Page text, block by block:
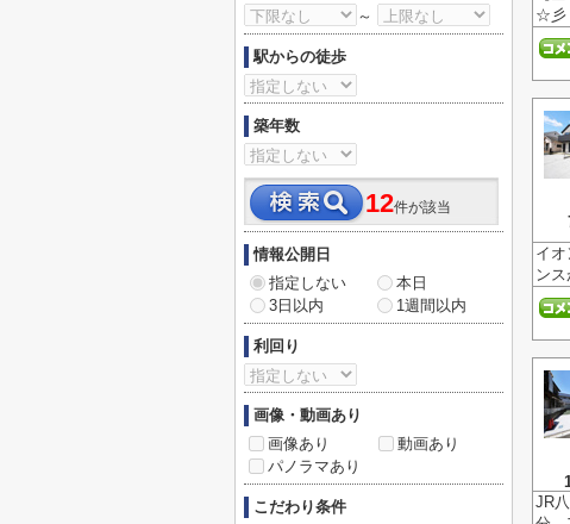
☆彡
イ
ン
JR
～
駅からの徒歩
築年数
12件が該当
情報公開日
指定しない
本日
3日以内
1週間以内
利回り
画像・動画あり
画像あり
動画あり
パノラマあり
こだわり条件